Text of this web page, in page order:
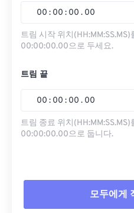
00 : 00 : 00 . 00
트림 시작 위치
00:00:00.00으로 두세요.
트림 끝
00 : 00 : 00 . 00
트림 종료 위치
00:00:00.00으로 둡니다.
모두에게